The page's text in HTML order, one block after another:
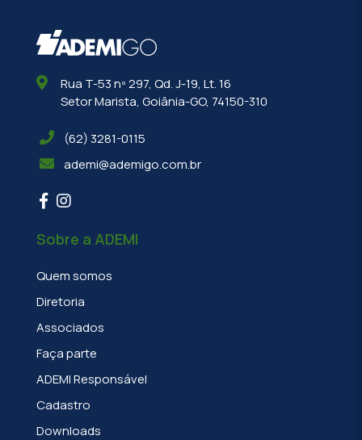
Rua T-53 nº 297, Qd. J-19, Lt. 16
Setor Marista, Goiânia-GO, 74150-310
(62) 3281-0115
ademi@ademigo.com.br
Sobre a ADEMI
Quem somos
Diretoria
Associados
Faça parte
ADEMI Responsável
Cadastro
Downloads